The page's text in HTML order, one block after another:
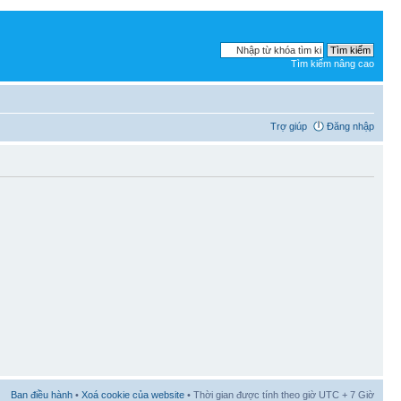
Tìm kiếm nâng cao
Trợ giúp Đăng nhập
Ban điều hành • Xoá cookie của website • Thời gian được tính theo giờ UTC + 7 Giờ